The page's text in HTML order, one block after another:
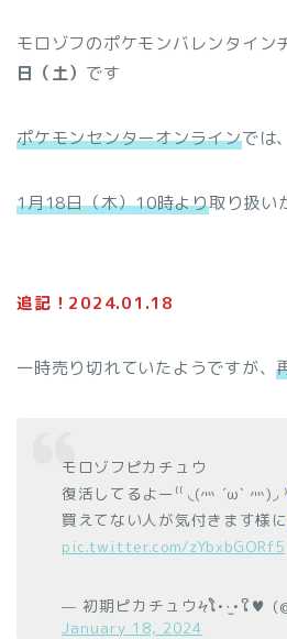
モロゾフのポケモンバレンタイン
日（土） です
ポケモンセンターオンラインでは、
1月18日（木）10時より取り扱い
追記！2024.01.18
一時売り切れていたようですが、
モロゾフピカチュウ
復活してるよー⁽⁽ ◟(灬 ˊωˋ 灬)◞
買えてない人が気付きます様に
pic.twitter.com/zYbxbGORf5
— 初期ピカチュウϞໂ•·̫•ໃ♥
January 18, 2024